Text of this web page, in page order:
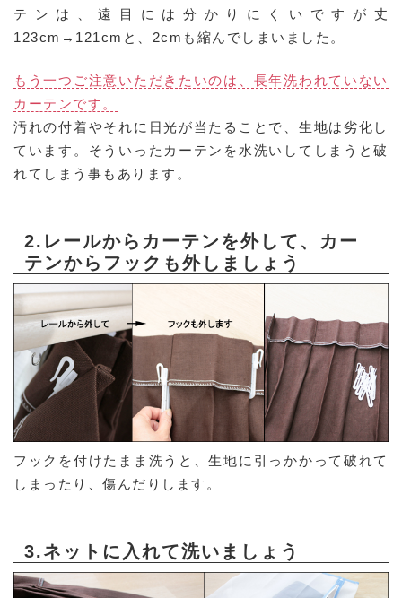
テンは、遠目には分かりにくいですが丈
123cm→121cmと、2cmも縮んでしまいました。
もう一つご注意いただきたいのは、長年洗われていない
カーテンです。
汚れの付着やそれに日光が当たることで、生地は劣化し
ています。そういったカーテンを水洗いしてしまうと破
れてしまう事もあります。
2.レールからカーテンを外して、カー
テンからフックも外しましょう
フックを付けたまま洗うと、生地に引っかかって破れて
しまったり、傷んだりします。
3.ネットに入れて洗いましょう